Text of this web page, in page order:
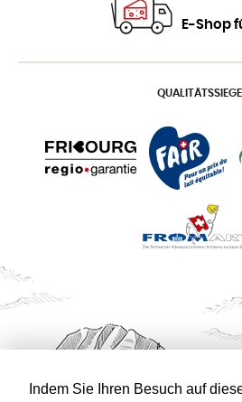
Indem Sie Ihren Besuch auf
E-Shop
QUALITÄTSSIEGEL